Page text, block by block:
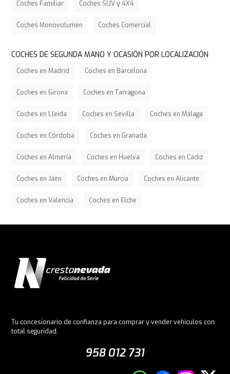
Coches Familiar Coches SUV y 4X4
Coches Monovolumen Coches Comercial
COCHES DE SEGUNDA MANO Y OCASIÓN POR LOCALIZACIÓN
Coches en Madrid Coches en Barcelona
Coches en Girona Coches en Tarragona
Coches en Lleida Coches en Sevilla Coches en Málaga
Coches en Córdoba Coches en Granada
Coches en Almería Coches en Huelva Coches en Cádiz
Coches en Jaén Coches en Murcia Coches en Alicante
Coches en Valencia Coches en Elche
Tu concesionario de confianza para comprar y vender vehículos con
total seguridad.
958 012 731